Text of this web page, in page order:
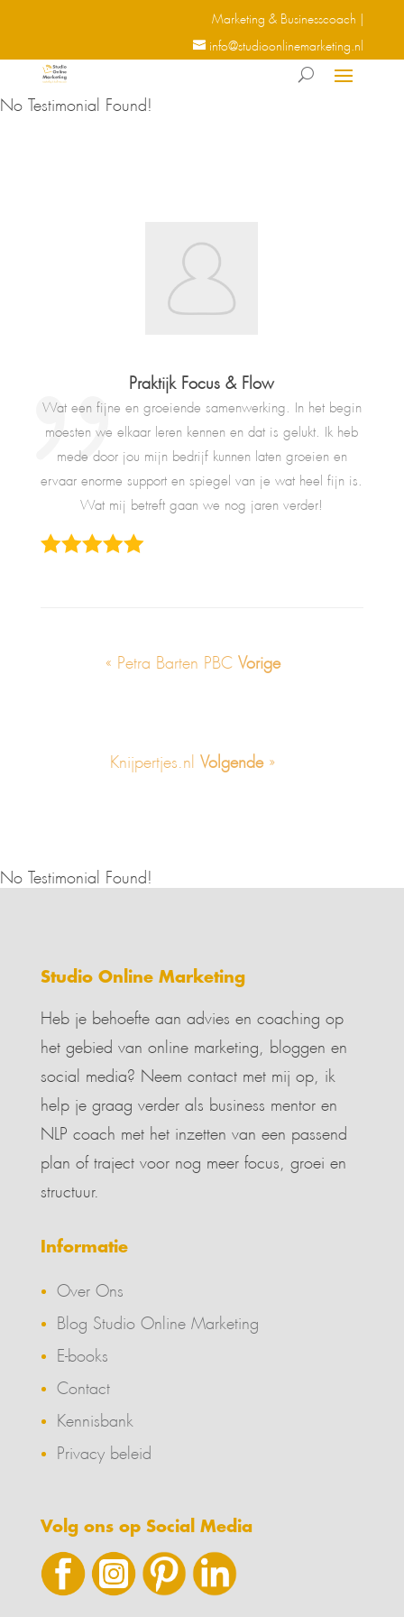
Marketing & Businesscoach |
info@studioonlinemarketing.nl
No Testimonial Found!
Praktijk Focus & Flow
Wat een fijne en groeiende samenwerking. In het begin
moesten we elkaar leren kennen en dat is gelukt. Ik heb
mede door jou mijn bedrijf kunnen laten groeien en
ervaar enorme support en spiegel van je wat heel fijn is.
Wat mij betreft gaan we nog jaren verder!
« Petra Barten PBC Vorige
Knijpertjes.nlVolgende »
No Testimonial Found!
Studio Online Marketing
Heb je behoefte aan advies en coaching op
het gebied van online marketing, bloggen en
social media? Neem contact met mij op, ik
help je graag verder als business mentor en
NLP coach met het inzetten van een passend
plan of traject voor nog meer focus, groei en
structuur.
Informatie
Over Ons
Blog Studio Online Marketing
E-books
Contact
Kennisbank
Privacy beleid
Volg ons op Social Media